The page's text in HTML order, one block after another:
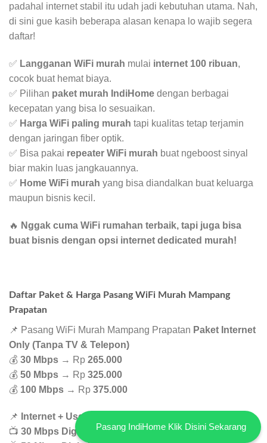
padahal internet stabil itu udah jadi kebutuhan utama. Nah,
di sini gue kasih beberapa alasan kenapa lo wajib segera
daftar!
✅ Langganan WiFi murah mulai internet 100 ribuan,
cocok buat hemat biaya.
✅ Pilihan paket murah IndiHome dengan berbagai
kecepatan yang bisa lo sesuaikan.
✅ Harga WiFi paling murah tapi kualitas tetap terjamin
dengan jaringan fiber optik.
✅ Bisa pakai repeater WiFi murah buat ngeboost sinyal
biar makin luas jangkauannya.
✅ Home WiFi murah yang bisa diandalkan buat keluarga
maupun bisnis kecil.
🔥 Nggak cuma WiFi rumahan terbaik, tapi juga bisa
buat bisnis dengan opsi internet dedicated murah!
Daftar Paket & Harga Pasang WiFi Murah Mampang
Prapatan
📌 Pasang WiFi Murah Mampang Prapatan Paket Internet
Only (Tanpa TV & Telepon)
💰 30 Mbps → Rp 265.000
💰 50 Mbps → Rp 325.000
💰 100 Mbps → Rp 375.000
📌
Internet + UseeTV
📺 30 Mbps Digital Channel→ Rp340.000
Pasang IndiHome Klik Disini Sekarang